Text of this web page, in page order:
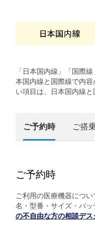
「日本国内線」「国際
本国内線と国際線で内
い項目は、日本国内線と
ご予約時 ご搭
ご予約時
ご利用の医療機器につ
名・型番・サイズ・バッ
の不自由な方の相談デス